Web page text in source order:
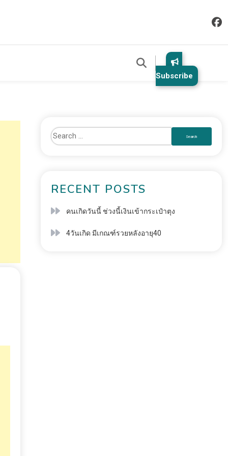
Subscribe
RECENT POSTS
คนเกิดวันนี้ ช่วงนี้เงินเข้ากระเป๋าตุง
4วันเกิด มีเกณฑ์รวยหลังอายุ40